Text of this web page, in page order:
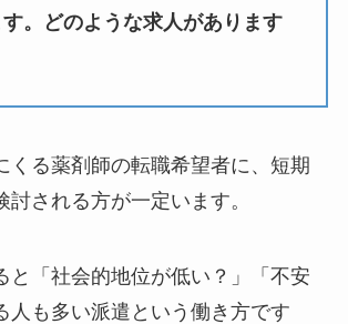
。どのような求人があります
くる薬剤師の転職希望者に、短期
討される方が一定います。
と「社会的地位が低い？」「不安
人も多い派遣という働き方です